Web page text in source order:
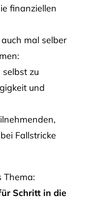
finanziellen
mal selber
zu
und
Fallstricke
Thema:
Schritt in die